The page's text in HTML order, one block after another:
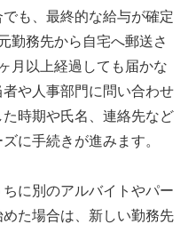
も、最終的な給与が確定
勤務先から自宅へ郵送さ
月以上経過しても届かな
や人事部門に問い合わせ
時期や氏名、連絡先など
に手続きが進みます。
に別のアルバイトやパー
めた場合は、新しい勤務先